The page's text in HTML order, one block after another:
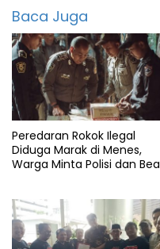
Cimanggu
featured
Gegana
info
banten
Info
pandeglang
Pandeglang
Polda
Baca Juga
Peredaran Rokok Ilegal
Diduga Marak di Menes,
Warga Minta Polisi dan Bea